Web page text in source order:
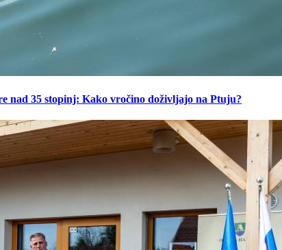
nad 35 stopinj: Kako vročino doživljajo na Ptuju?